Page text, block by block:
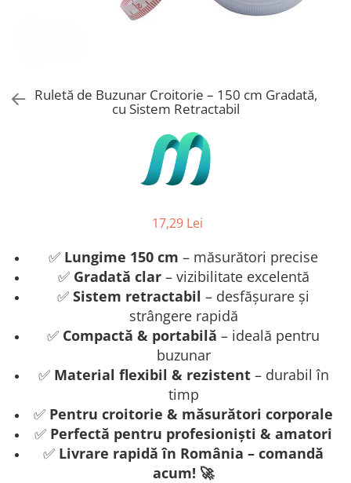
Unelte - Accesorii DIY
Ruletă de Buzunar Croitorie – 150 cm Gradată,
cu Sistem Retractabil
17,29 Lei
✅ Lungime 150 cm – măsurători precise
✅ Gradată clar– vizibilitate excelentă
✅ Sistem retractabil – desfășurare și
strângere rapidă
✅ Compactă & portabilă – ideală pentru
buzunar
✅ Material flexibil & rezistent– durabil în
timp
✅ Pentru croitorie & măsurători corporale
✅ Perfectă pentru profesioniști & amatori
✅ Livrare rapidă în România – comandă
acum! 🚀